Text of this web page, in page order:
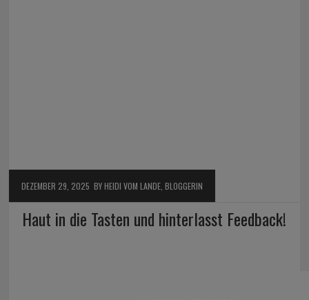
DEZEMBER 29, 2025 BY HEIDI VOM LANDE, BLOGGERIN
Haut in die Tasten und hinterlasst Feedback!